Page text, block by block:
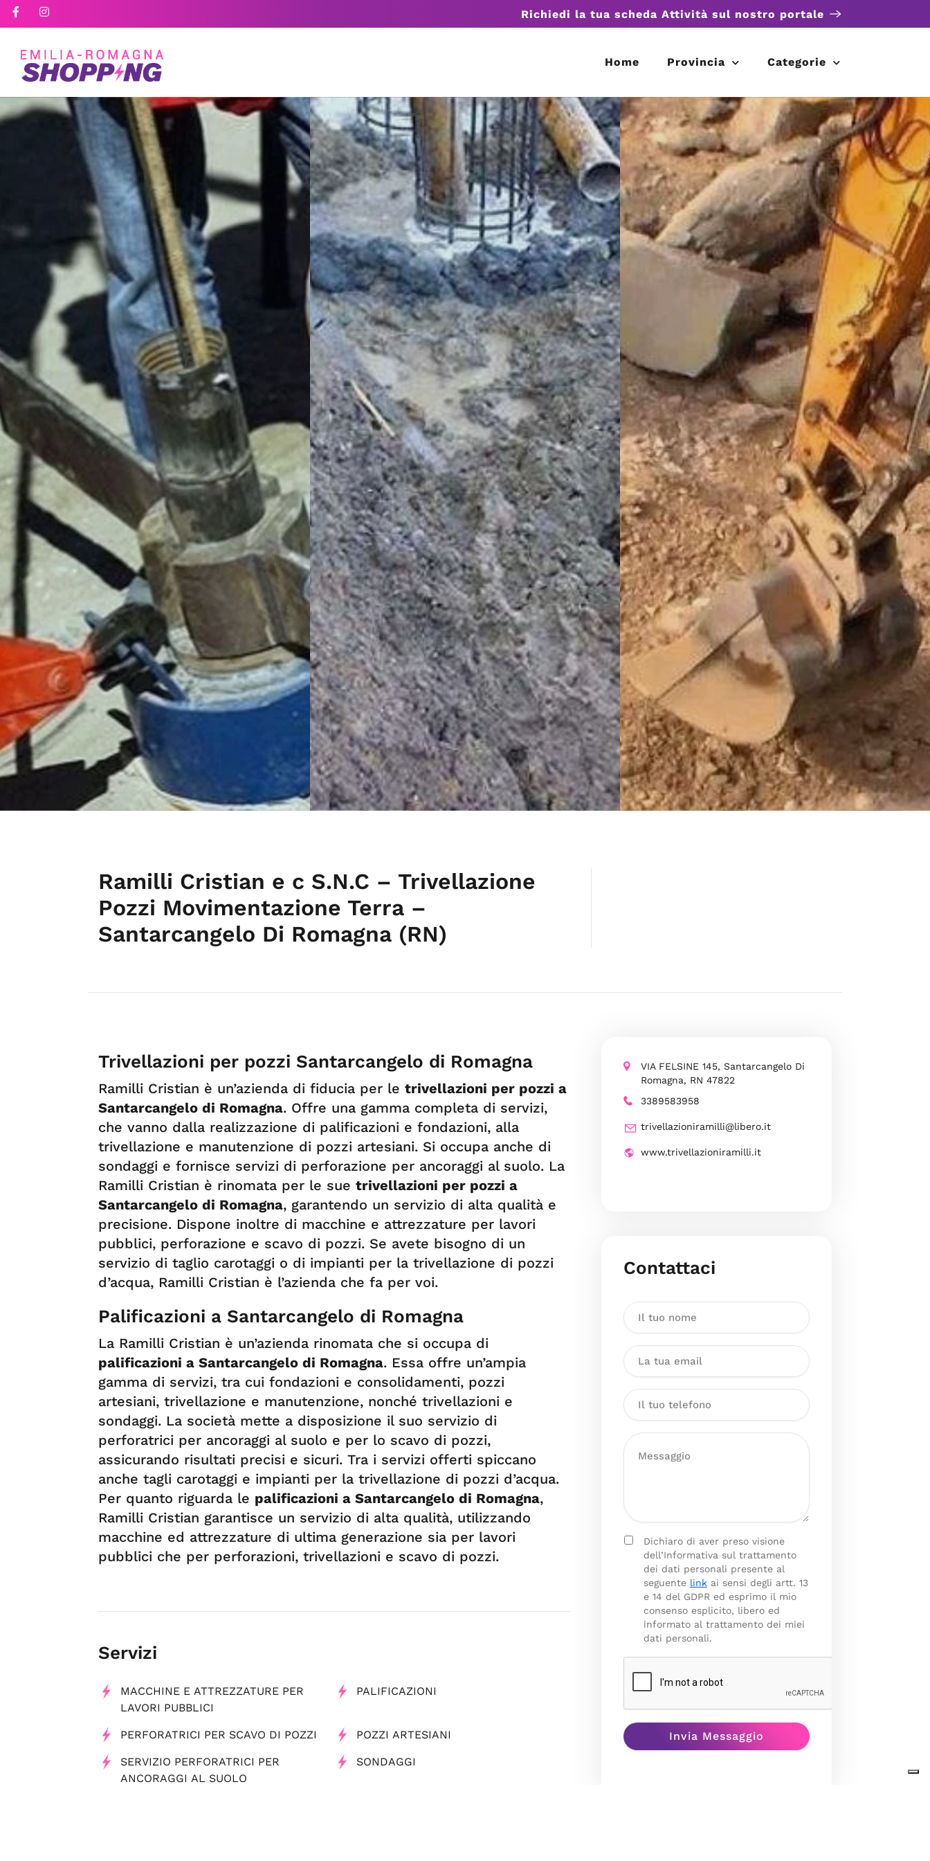
Richiedi la tua scheda Attività sul nostro portale
Home Provincia Categorie
Ramilli Cristian e c S.N.C – Trivellazione
Pozzi Movimentazione Terra –
Santarcangelo Di Romagna (RN)
Trivellazioni per pozzi Santarcangelo di Romagna
Ramilli Cristian è un’azienda di fiducia per le trivellazioni per pozzi a
Santarcangelo di Romagna. Offre una gamma completa di servizi,
che vanno dalla realizzazione di palificazioni e fondazioni, alla
trivellazione e manutenzione di pozzi artesiani. Si occupa anche di
sondaggi e fornisce servizi di perforazione per ancoraggi al suolo. La
Ramilli Cristian è rinomata per le sue trivellazioni per pozzi a
Santarcangelo di Romagna, garantendo un servizio di alta qualità e
precisione. Dispone inoltre di macchine e attrezzature per lavori
pubblici, perforazione e scavo di pozzi. Se avete bisogno di un
servizio di taglio carotaggi o di impianti per la trivellazione di pozzi
d’acqua, Ramilli Cristian è l’azienda che fa per voi.
Palificazioni a Santarcangelo di Romagna
La Ramilli Cristian è un’azienda rinomata che si occupa di
palificazioni a Santarcangelo di Romagna. Essa offre un’ampia
gamma di servizi, tra cui fondazioni e consolidamenti, pozzi
artesiani, trivellazione e manutenzione, nonché trivellazioni e
sondaggi. La società mette a disposizione il suo servizio di
perforatrici per ancoraggi al suolo e per lo scavo di pozzi,
assicurando risultati precisi e sicuri. Tra i servizi offerti spiccano
anche tagli carotaggi e impianti per la trivellazione di pozzi d’acqua.
Per quanto riguarda le palificazioni a Santarcangelo di Romagna,
Ramilli Cristian garantisce un servizio di alta qualità, utilizzando
macchine ed attrezzature di ultima generazione sia per lavori
pubblici che per perforazioni, trivellazioni e scavo di pozzi.
Servizi
MACCHINE E ATTREZZATURE PER
LAVORI PUBBLICI
PALIFICAZIONI
PERFORATRICI PER SCAVO DI POZZI POZZI ARTESIANI
SERVIZIO PERFORATRICI PER
ANCORAGGI AL SUOLO
SONDAGGI
VIA FELSINE 145, Santarcangelo Di
Romagna, RN 47822
3389583958
trivellazioniramilli@libero.it
www.trivellazioniramilli.it
Contattaci
Dichiaro di aver preso visione
dell’Informativa sul trattamento
dei dati personali presente al
seguente linkai sensi degli artt. 13
e 14 del GDPR ed esprimo il mio
consenso esplicito, libero ed
informato al trattamento dei miei
dati personali.